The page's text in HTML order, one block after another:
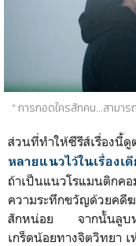
" การกอดใครสักคน...สามา
ส่วนที่ทำให้ซีรีส์เรื่องนี้ดู
หลายแนวไว้ในเรื่องเ
ถ้าเป็นแนวโรแมนติกค
ความระทึกขวัญด้วยคดี
สักหน่อย จากนั้นลูบหลั
เกร็ดน้อยทางจิตวิทยา